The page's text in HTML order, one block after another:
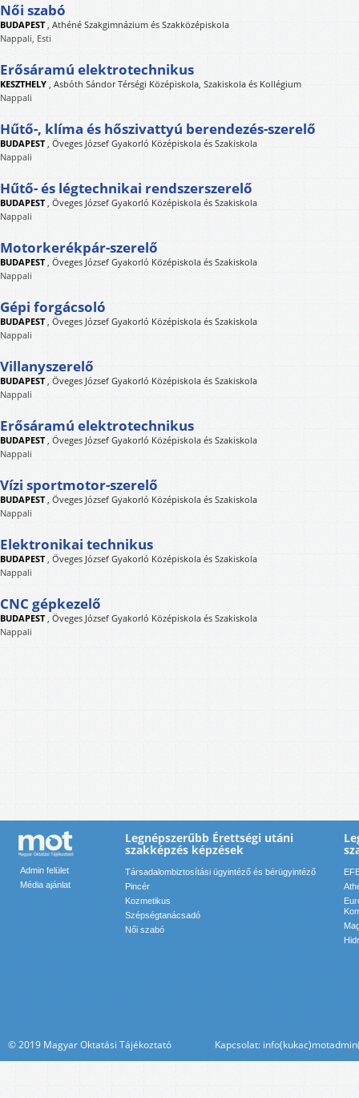
Női szabó
BUDAPEST, Athéné Szakgimnázium és Szakközépiskola
Nappali, Esti
Erősáramú elektrotechnikus
KESZTHELY , Asbóth Sándor Térségi Középiskola, Szakiskola és Kollégium
Nappali
Hűtő-, klíma és hőszivattyú berendezés-szerelő
BUDAPEST, Öveges József Gyakorló Középiskola és Szakiskola
Nappali
Hűtő- és légtechnikai rendszerszerelő
BUDAPEST, Öveges József Gyakorló Középiskola és Szakiskola
Nappali
Motorkerékpár-szerelő
BUDAPEST, Öveges József Gyakorló Középiskola és Szakiskola
Nappali
Gépi forgácsoló
BUDAPEST, Öveges József Gyakorló Középiskola és Szakiskola
Nappali
Villanyszerelő
BUDAPEST, Öveges József Gyakorló Középiskola és Szakiskola
Nappali
Erősáramú elektrotechnikus
BUDAPEST, Öveges József Gyakorló Középiskola és Szakiskola
Nappali
Vízi sportmotor-szerelő
BUDAPEST, Öveges József Gyakorló Középiskola és Szakiskola
Nappali
Elektronikai technikus
BUDAPEST, Öveges József Gyakorló Középiskola és Szakiskola
Nappali
CNC gépkezelő
BUDAPEST, Öveges József Gyakorló Középiskola és Szakiskola
Nappali
Admin felület
Média ajánlat
Legnépszerűbb Érettségi utáni
szakképzés képzések
Társadalombiztosítási ügyintéző és bérügyintéző
Pincér
Kozmetikus
Szépségtanácsadó
Női szabó
© 2019 Magyar Oktatási Tájékoztató Kapcsolat: